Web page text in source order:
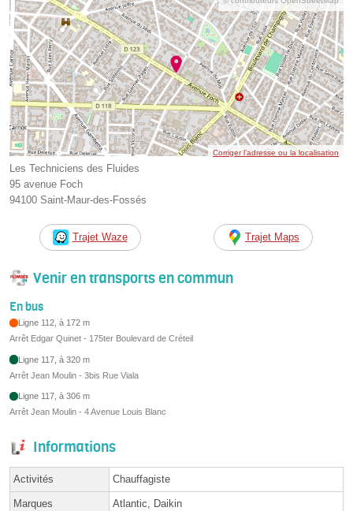
Corriger l’adresse ou la localisation
Les Techniciens des Fluides
95 avenue Foch
94100 Saint-Maur-des-Fossés
Trajet Waze Trajet Maps
Venir en transports en commun
En bus
Ligne 112, à 172 m
Arrêt Edgar Quinet - 175ter Boulevard de Créteil
Ligne 117, à 320 m
Arrêt Jean Moulin - 3bis Rue Viala
Ligne 117, à 306 m
Arrêt Jean Moulin - 4 Avenue Louis Blanc
Informations
Activités Chauffagiste
Marques Atlantic, Daikin